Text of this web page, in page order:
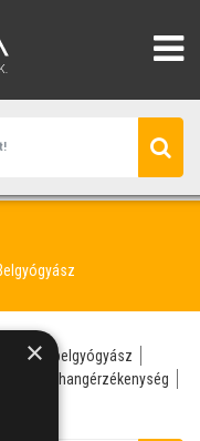
kór
belgyógyász
hangérzékenység
×